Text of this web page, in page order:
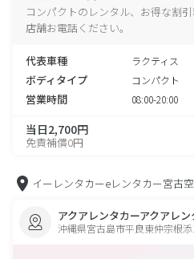
コンパクトのレンタル、お得な割
店舗お電話ください。
代表車種 ラクティス
ボディタイプ コンパクト
営業時間 08:00-20:00
当日2,700円
免責補償0円
イーレンタカーeレンタカー宮古
アクアレンタカーアクアレ
沖縄県宮古島市平良東仲宗根添